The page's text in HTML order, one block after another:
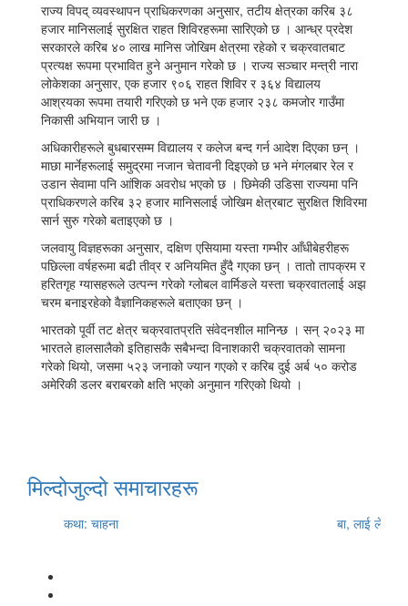
राज्य विपद् व्यवस्थापन प्राधिकरणका अनुसार, तटीय क्षेत्रका करिब ३८
हजार मानिसलाई सुरक्षित राहत शिविरहरूमा सारिएको छ । आन्ध्र प्रदेश
सरकारले करिब ४० लाख मानिस जोखिम क्षेत्रमा रहेको र चक्रवातबाट
प्रत्यक्ष रूपमा प्रभावित हुने अनुमान गरेको छ । राज्य सञ्चार मन्त्री नारा
लोकेशका अनुसार, एक हजार ९०६ राहत शिविर र ३६४ विद्यालय
आश्रयका रूपमा तयारी गरिएको छ भने एक हजार २३८ कमजोर गाउँमा
निकासी अभियान जारी छ ।
अधिकारीहरूले बुधबारसम्म विद्यालय र कलेज बन्द गर्न आदेश दिएका छन् ।
माछा मार्नेहरूलाई समुद्रमा नजान चेतावनी दिइएको छ भने मंगलबार रेल र
उडान सेवामा पनि आंशिक अवरोध भएको छ । छिमेकी उडिसा राज्यमा पनि
प्राधिकरणले करिब ३२ हजार मानिसलाई जोखिम क्षेत्रबाट सुरक्षित शिविरमा
सार्न सुरु गरेको बताइएको छ ।
जलवायु विज्ञहरूका अनुसार, दक्षिण एसियामा यस्ता गम्भीर आँधीबेहरीहरू
पछिल्ला वर्षहरूमा बढी तीव्र र अनियमित हुँदै गएका छन् । तातो तापक्रम र
हरितगृह ग्यासहरूले उत्पन्न गरेको ग्लोबल वार्मिङले यस्ता चक्रवातलाई अझ
चरम बनाइरहेको वैज्ञानिकहरूले बताएका छन् ।
भारतको पूर्वी तट क्षेत्र चक्रवातप्रति संवेदनशील मानिन्छ । सन् २०२३ मा
भारतले हालसालैको इतिहासकै सबैभन्दा विनाशकारी चक्रवातको सामना
गरेको थियो, जसमा ५२३ जनाको ज्यान गएको र करिब दुई अर्ब ५० करोड
अमेरिकी डलर बराबरको क्षति भएको अनुमान गरिएको थियो ।
मिल्दोजुल्दो समाचारहरू
कथा: चाहना बा, लाई